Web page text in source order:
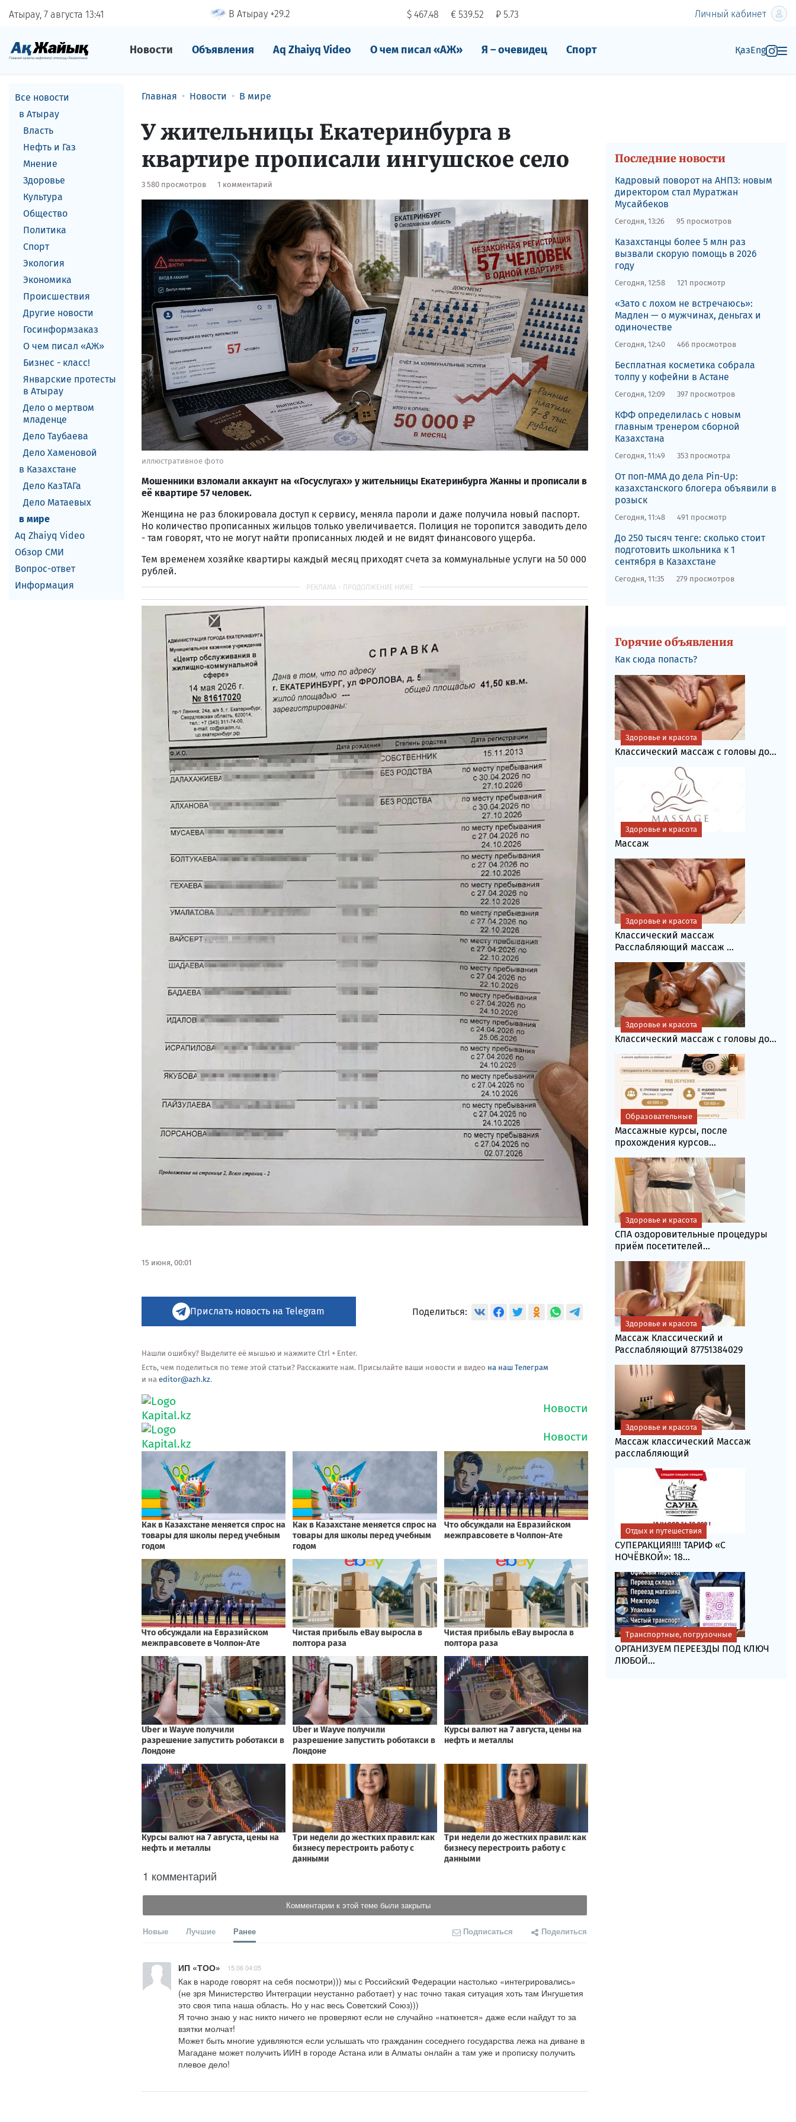
Атырау, 7 августа 13:41 В Атырау +29.2 $ 467.48 € 539.52 ₽ 5.73 Личный кабинет
Новости Объявления Aq Zhaiyq Video О чем писал «АЖ» Я – очевидец Спорт ҚазEng
Все новости
в Атырау
Власть
Нефть и Газ
Мнение
Здоровье
Культура
Общество
Политика
Спорт
Экология
Экономика
Происшествия
Другие новости
Госинформзаказ
О чем писал «АЖ»
Бизнес - класс!
Январские протесты
в Атырау
Дело о мертвом
младенце
Дело Таубаева
Дело Хаменовой
в Казахстане
Дело КазТАГа
Дело Матаевых
в мире
Aq Zhaiyq Video
Обзор СМИ
Вопрос-ответ
Информация
Главная Новости В мире
У жительницы Екатеринбурга в
квартире прописали ингушское село
3 580 просмотров 1 комментарий
иллюстративное фото
Мошенники взломали аккаунт на «Госуслугах» у жительницы Екатеринбурга Жанны и прописали в
её квартире 57 человек.
Женщина не раз блокировала доступ к сервису, меняла пароли и даже получила новый паспорт.
Но количество прописанных жильцов только увеличивается. Полиция не торопится заводить дело
- там говорят, что не могут найти прописанных людей и не видят финансового ущерба.
Тем временем хозяйке квартиры каждый месяц приходят счета за коммунальные услуги на 50 000
рублей.
15 июня, 00:01
Прислать новость на Telegram Поделиться:
Нашли ошибку? Выделите её мышью и нажмите Ctrl + Enter.
Есть, чем поделиться по теме этой статьи? Расскажите нам. Присылайте ваши новости и видео на наш Телеграм
и на editor@azh.kz.
1 комментарий
Комментарии к этой теме были закрыты
Новые Лучшие Ранее Подписаться Поделиться
ИП «ТОО» 15.06 04:05
Как в народе говорят на себя посмотри))) мы с Российский Федерации настолько «интегрировались»
(не зря Министерство Интеграции неустанно работает) у нас точно такая ситуация хоть там Ингушетия
это своя типа наша область. Но у нас весь Советский Союз)))
Я точно знаю у нас никто ничего не проверяют если не случайно «наткнется» даже если найдут то за
взятки молчат!
Может быть многие удивляются если услышать что гражданин соседнего государства лежа на диване в
Магадане может получить ИИН в городе Астана или в Алматы онлайн а там уже и прописку получить
плевое дело!
Последние новости
Кадровый поворот на АНПЗ: новым
директором стал Муратжан
Мусайбеков
Сегодня, 13:26 95 просмотров
Казахстанцы более 5 млн раз
вызвали скорую помощь в 2026
году
Сегодня, 12:58 121 просмотр
«Зато с лохом не встречаюсь»:
Мадлен — о мужчинах, деньгах и
одиночестве
Сегодня, 12:40 466 просмотров
​Бесплатная косметика собрала
толпу у кофейни в Астане​
Сегодня, 12:09 397 просмотров
КФФ определилась с новым
главным тренером сборной
Казахстана
Сегодня, 11:49 353 просмотра
От поп-ММА до дела Pin-Up:
казахстанского блогера объявили в
розыск
Сегодня, 11:48 491 просмотр
До 250 тысяч тенге: сколько стоит
подготовить школьника к 1
сентября в Казахстане
Сегодня, 11:35 279 просмотров
Горячие объявления
Как сюда попасть?
Классический массаж с головы до...
Здоровье и красота
Массаж
Здоровье и красота
Классический массаж
Расслабляющий массаж ...
Здоровье и красота
Классический массаж с головы до...
Здоровье и красота
Массажные курсы, после
прохождения курсов...
Образовательные
СПА оздоровительные процедуры
приём посетителей...
Здоровье и красота
Массаж Классический и
Расслабляющий 87751384029
Здоровье и красота
Массаж классический Массаж
расслабляющий
Здоровье и красота
СУПЕРАКЦИЯ!!!! ТАРИФ «C
НОЧЁВКОЙ»: 18...
Отдых и путешествия
ОРГАНИЗУЕМ ПЕРЕЕЗДЫ ПОД КЛЮЧ
ЛЮБОЙ...
Транспортные, погрузочные